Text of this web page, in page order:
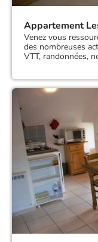
Appartement
Venez vous
des nombreuses
VTT, randonnées,